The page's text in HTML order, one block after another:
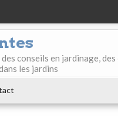
conseils en jardinage,
les jardins